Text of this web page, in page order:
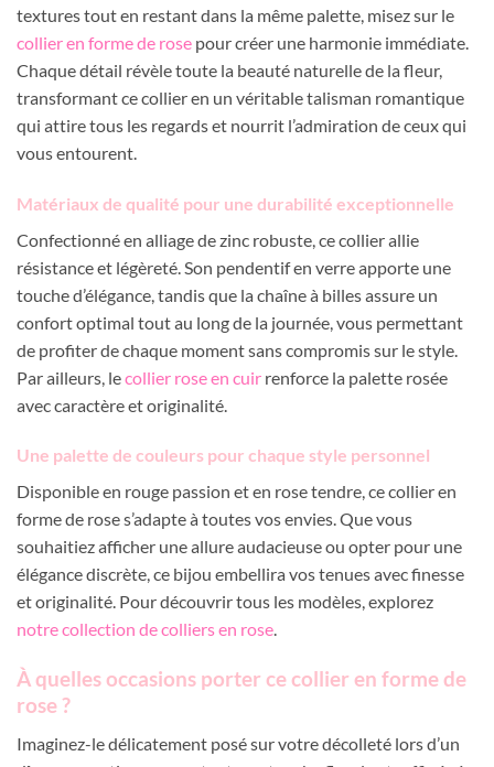
textures tout en restant dans la même palette, misez sur le
collier en forme de rose pour créer une harmonie immédiate.
Chaque détail révèle toute la beauté naturelle de la fleur,
transformant ce collier en un véritable talisman romantique
qui attire tous les regards et nourrit l’admiration de ceux qui
vous entourent.
Matériaux de qualité pour une durabilité exceptionnelle
Confectionné en alliage de zinc robuste, ce collier allie
résistance et légèreté. Son pendentif en verre apporte une
touche d’élégance, tandis que la chaîne à billes assure un
confort optimal tout au long de la journée, vous permettant
de profiter de chaque moment sans compromis sur le style.
Par ailleurs, lecollier rose en cuir renforce la palette rosée
avec caractère et originalité.
Une palette de couleurs pour chaque style personnel
Disponible en rouge passion et en rose tendre, ce collier en
forme de rose s’adapte à toutes vos envies. Que vous
souhaitiez afficher une allure audacieuse ou opter pour une
élégance discrète, ce bijou embellira vos tenues avec finesse
et originalité. Pour découvrir tous les modèles, explorez
notre collection de colliers en rose.
À quelles occasions porter ce collier en forme de
rose ?
Imaginez-le délicatement posé sur votre décolleté lors d’un